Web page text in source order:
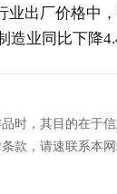
业出厂价格中
造业同比下降
时，其目的在于
款，请速联系本